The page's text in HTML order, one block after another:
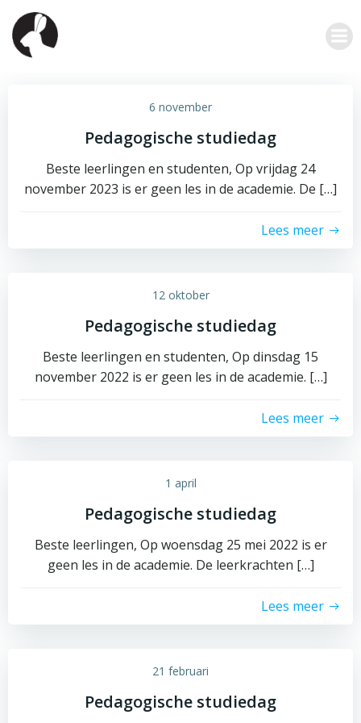
6 november
Pedagogische studiedag
Beste leerlingen en studenten, Op vrijdag 24
november 2023 is er geen les in de academie. De […]
Lees meer
12 oktober
Pedagogische studiedag
Beste leerlingen en studenten, Op dinsdag 15
november 2022 is er geen les in de academie. […]
Lees meer
1 april
Pedagogische studiedag
Beste leerlingen, Op woensdag 25 mei 2022 is er
geen les in de academie. De leerkrachten […]
Lees meer
21 februari
Pedagogische studiedag